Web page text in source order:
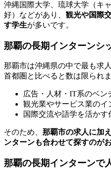
沖縄国際大学、琉球大学（キ
好）などがあり、 観光や国際
す学生が多いです。
那覇の長期インターンシ
那覇市は沖縄県の中で最も求
首都圏と比べると数は限られ
広告・人材・IT系のベン
観光業やサービス業のイ
国際交流や語学を活か
そのため、 那覇市の求人に加
ンターンも合わせて探すのが
那覇の長期インターンで